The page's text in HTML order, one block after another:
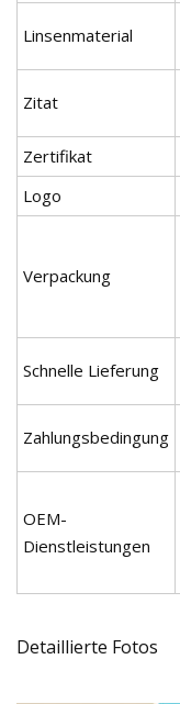
Linsenmaterial
Zitat
Zertifikat
Logo
Verpackung
Schnelle Lieferung
Zahlungsbedingung
OEM-
Dienstleistungen
Detaillierte Fotos